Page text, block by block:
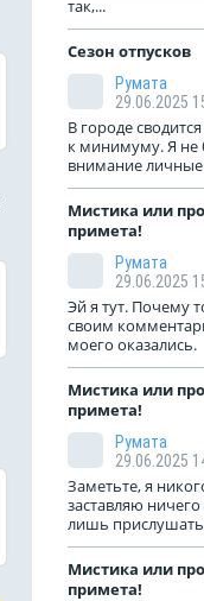
так,...
Сезон отпусков
Румата
29.06.2025
В городе
к минимуму. Я не
внимание личные
Мистика или
примета!
Румата
29.06.2025
Эй я тут. Почему
своим
моего оказались.
Мистика или
примета!
Румата
29.06.2025
Заметьте, я
заставляю ничего
лишь
Мистика или
примета!